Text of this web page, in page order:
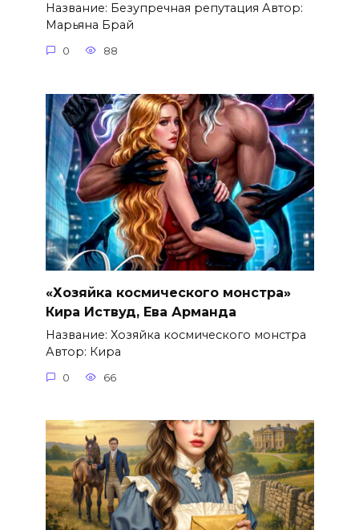
Название: Безупречная репутация Автор:
Марьяна Брай
0 88
«Хозяйка космического монстра»
Кира Иствуд, Ева Арманда
Название: Хозяйка космического монстра
Автор: Кира
0 66